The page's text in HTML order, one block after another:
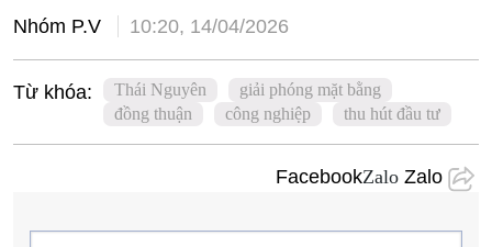
Nhóm P.V 10:20, 14/04/2026
Từ khóa: Thái Nguyên
giải phóng mặt bằng
đồng thuận
công nghiệp thu hút đầu tư
FacebookZalo Zalo